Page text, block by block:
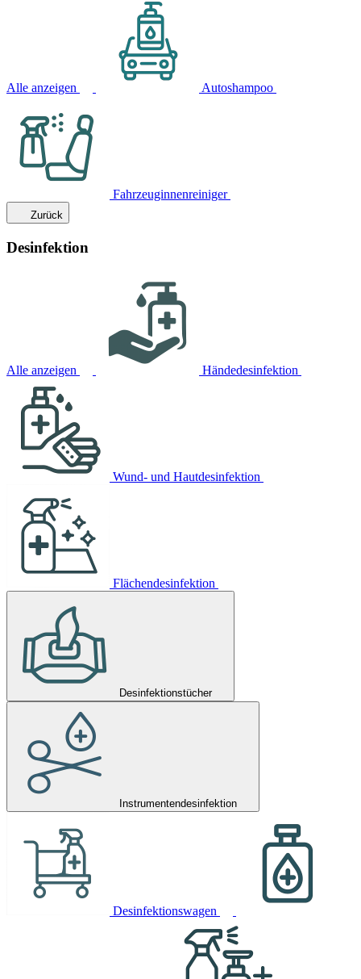
Alle anzeigen Autoshampoo
Fahrzeuginnenreiniger
Zurück
Desinfektion
Alle anzeigen Händedesinfektion
Wund- und Hautdesinfektion
Flächendesinfektion
Desinfektionstücher
Instrumentendesinfektion
Desinfektionswagen